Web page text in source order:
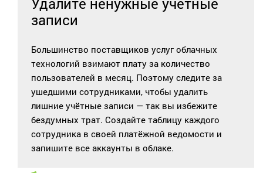
записи
Большинство поставщиков услуг облачных
технологий взимают плату за количество
пользователей в месяц. Поэтому следите за
ушедшими сотрудниками, чтобы удалить
лишние учётные записи — так вы избежите
бездумных трат. Создайте таблицу каждого
сотрудника в своей платёжной ведомости и
запишите все аккаунты в облаке.